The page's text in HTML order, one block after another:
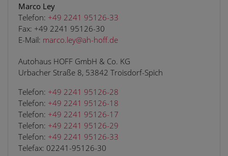
Marco Ley
Telefon: +49 2241 95126-33
Fax: +49 2241 95126-30
E-Mail: marco.ley@ah-hoff.de
Autohaus HOFF GmbH & Co. KG
Urbacher Straße 8, 53842 Troisdorf-Spich
Telefon: +49 2241 95126-28
Telefon: +49 2241 95126-18
Telefon: +49 2241 95126-17
Telefon: +49 2241 95126-29
Telefon: +49 2241 95126-33
Telefax: 02241-95126-30